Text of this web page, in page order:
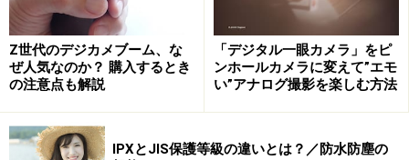
Z世代のデジカメブーム、な
ぜ人気なのか？ 購入するとき
の注意点も解説
「デジタル一眼カメラ」をピ
ンホールカメラに変えて”エモ
い”アナログ撮影を楽しむ方法
IPXとJIS保護等級の違いとは？／防水防塵の